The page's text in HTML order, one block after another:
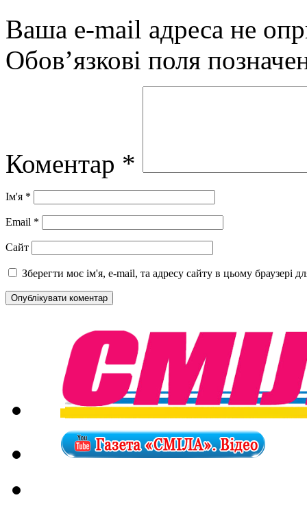
Ваша e-mail адреса не
Обов’язкові поля
Коментар *
Ім'я *
Email *
Сайт
Зберегти моє ім'я, e-mail, та адресу сайту в цьому браузері